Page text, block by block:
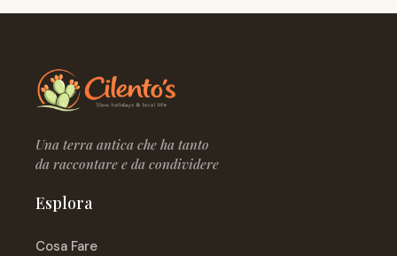
Una terra antica che ha tanto
da raccontare e da condividere
Esplora
Cosa Fare